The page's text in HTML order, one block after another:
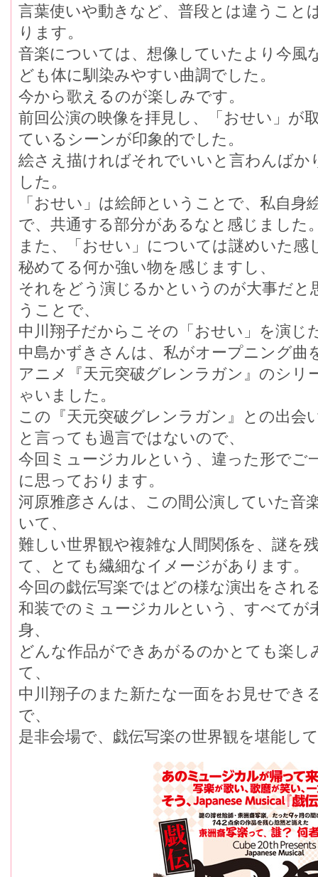
言葉使いや動きなど、普段とは違うこと
ります。
音楽については、想像していたより今風
ども体に馴染みやすい曲調でした。
今から歌えるのが楽しみです。
前回公演の映像を拝見し、「おせい」が
ているシーンが印象的でした。
絵さえ描ければそれでいいと言わんばか
した。
「おせい」は絵師ということで、私自
で、共通する部分があるなと感じました
また、「おせい」については謎めいた感
秘めてる何か強い物を感じますし、
それをどう演じるかというのが大事だと
うことで、
中川翔子だからこその「おせい」を演じ
中島かずきさんは、私がオープニング曲
アニメ『天元突破グレンラガン』のシリ
ゃいました。
この『天元突破グレンラガン』との出会
と言っても過言ではないので、
今回ミュージカルという、違った形でご
に思っております。
河原雅彦さんは、この間公演していた音
いて、
難しい世界観や複雑な人間関係を、謎を
て、とても繊細なイメージがあります。
今回の戯伝写楽ではどの様な演出をされ
和装でのミュージカルという、すべてが
身、
どんな作品ができあがるのかとても楽し
て、
中川翔子のまた新たな一面をお見せでき
で、
是非会場で、戯伝写楽の世界観を堪能し